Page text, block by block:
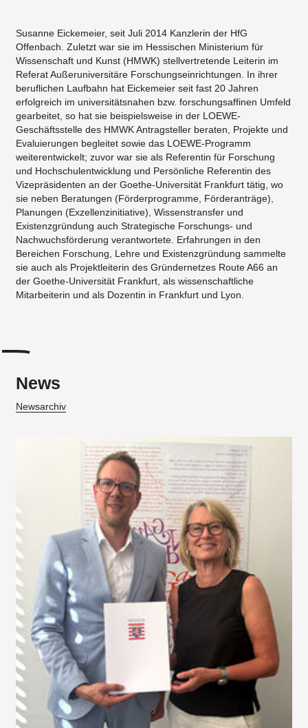
Susanne Eickemeier, seit Juli 2014 Kanzlerin der HfG
Offenbach. Zuletzt war sie im Hessischen Ministerium für
Wissenschaft und Kunst (HMWK) stellvertretende Leiterin im
Referat Außeruniversitäre Forschungseinrichtungen. In ihrer
beruflichen Laufbahn hat Eickemeier seit fast 20 Jahren
erfolgreich im universitätsnahen bzw. forschungsaffinen Umfeld
gearbeitet, so hat sie beispielsweise in der LOEWE-
Geschäftsstelle des HMWK Antragsteller beraten, Projekte und
Evaluierungen begleitet sowie das LOEWE-Programm
weiterentwickelt; zuvor war sie als Referentin für Forschung
und Hochschulentwicklung und Persönliche Referentin des
Vizepräsidenten an der Goethe-Universität Frankfurt tätig, wo
sie neben Beratungen (Förderprogramme, Förderanträge),
Planungen (Exzellenzinitiative), Wissenstransfer und
Existenzgründung auch Strategische Forschungs- und
Nachwuchsförderung verantwortete. Erfahrungen in den
Bereichen Forschung, Lehre und Existenzgründung sammelte
sie auch als Projektleiterin des Gründernetzes Route A66 an
der Goethe-Universität Frankfurt, als wissenschaftliche
Mitarbeiterin und als Dozentin in Frankfurt und Lyon.
News
Newsarchiv